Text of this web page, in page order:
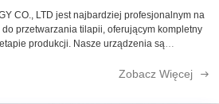
CO., LTD jest najbardziej profesjonalnym na
przetwarzania tilapii, oferującym kompletny
produkcji. Nasze urządzenia są
Zobacz Więcej